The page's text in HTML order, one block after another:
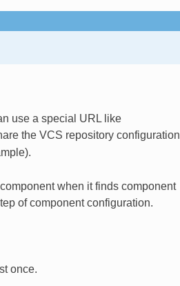
use a special URL like
the VCS repository configuration
when it finds component
of component configuration.
once.